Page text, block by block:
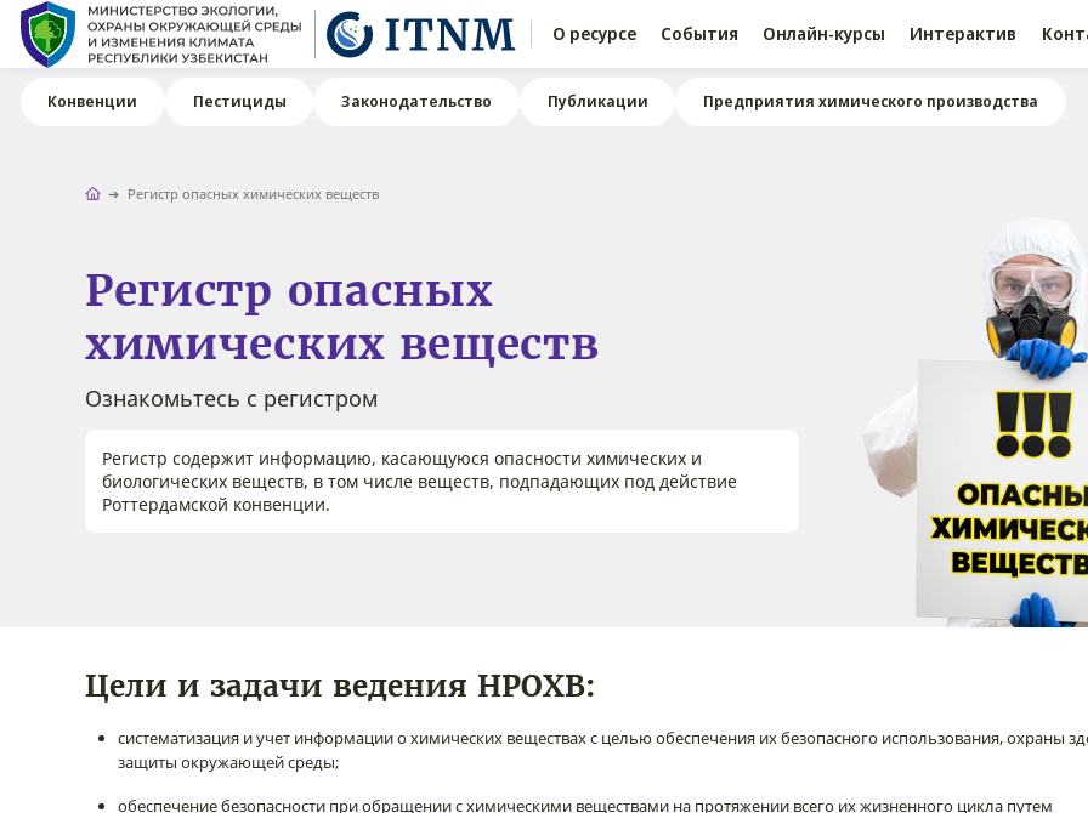
О ресурсе События Онлайн-курсы Интерактив
Конвенции Пестициды Законодательство Публикации Предприятия химического производства
Регистр опасных химических веществ
Регистр опасных
химических веществ
Ознакомьтесь с регистром
Регистр содержит информацию, касающуюся опасности химических и
биологических веществ, в том числе веществ, подпадающих под действие
Роттердамской конвенции.
Цели и задачи ведения НРОХВ:
систематизация и учет информации о химических веществах с целью обеспечения их безопасного использования, охраны
защиты окружающей среды;
обеспечение безопасности при обращении с химическими веществами на протяжении всего их жизненного цикла путем